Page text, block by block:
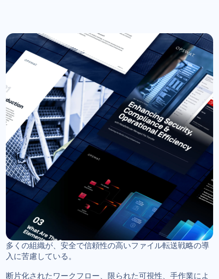
多くの組織が、安全で信頼性の高いファイル転送戦略の導
入に苦慮している。
断片化されたワークフロー、限られた可視性、手作業によ